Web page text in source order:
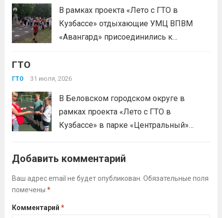
В рамках проекта «Лето с ГТО в
Кузбассе» отдыхающие УМЦ ВПВМ
«Авангард» присоединились к
«Авангарда» не просто проверкой
праздником спорта.Поддерживая друг
друга, юноши и девушки показывают
отличные результаты, подтверждая,...
ГТО
ГТО 31 июля, 2026
В Беловском городском округе в
рамках проекта «Лето с ГТО в
Кузбассе» в парке «Центральный»
спортивного комплекса «Готов к труду
и обороне» (ГТО)!Все желающие
выполнении нормативов ВФСК ГТО️⁣⁣⠀Те,
Добавить комментарий
Ваш адрес email не будет опубликован. Обязательные поля
помечены *
Комментарий *